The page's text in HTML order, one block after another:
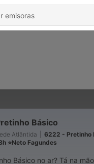
Básico
Atlântida
6222 - Pretinho
⭐Neto Fagundes
Básico no ar? Tá na